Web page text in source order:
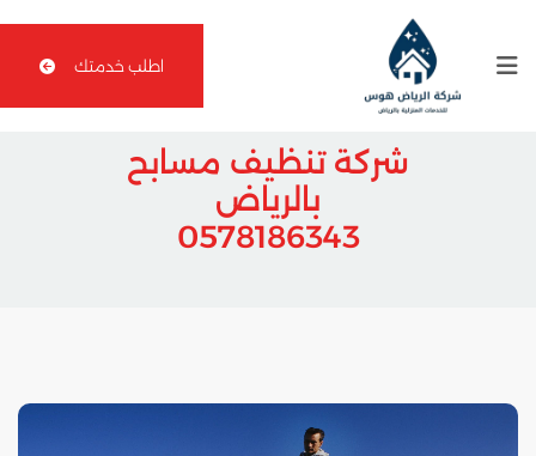
اطلب خدمتك
شركة تنظيف مسابح
بالرياض
0578186343